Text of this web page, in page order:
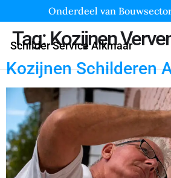
Onderdeel van
Schilder Service Alkmaar
Tag:Kozijnen
Kozijnen Schilderen